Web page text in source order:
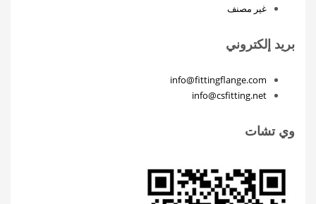
غير مصنف
بريد إلكتروني
info@fittingflange.com
info@csfitting.net
وي تشات